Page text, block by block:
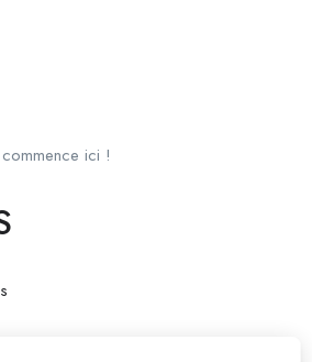
ici !